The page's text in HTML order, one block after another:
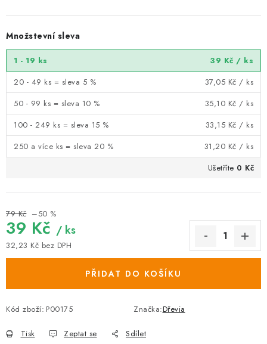
Množstevní sleva
1 - 19 ks 39 Kč / ks
20 - 49 ks = sleva 5 %
37,05 Kč / ks
50 - 99 ks = sleva 10 %
35,10 Kč / ks
100 - 249 ks = sleva 15 %
33,15 Kč / ks
250 a více ks = sleva 20 %
31,20 Kč / ks
Ušetříte 0 Kč
79 Kč –50 %
39 Kč / ks
32,23 Kč bez DPH
Měrná cena:
PŘIDAT DO KOŠÍKU
Kód zboží: P00175 Značka:Dřevia
Tisk Zeptat se Sdílet